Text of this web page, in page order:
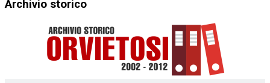
Archivio storico